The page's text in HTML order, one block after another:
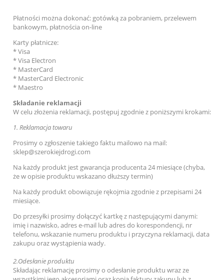
Płatności można dokonać: gotówką za pobraniem, przelewem
bankowym, płatnościa on-line
Karty płatnicze:
* Visa
* Visa Electron
* MasterCard
* MasterCard Electronic
* Maestro
Składanie reklamacji
W celu złożenia reklamacji, postępuj zgodnie z poniższymi krokami:
1. Reklamacja towaru
Prosimy o zgłoszenie takiego faktu mailowo na mail:
sklep@szerokiejdrogi.com
Na każdy produkt jest gwarancja producenta 24 miesiące (chyba,
że w opisie produktu wskazano dłuższy termin)
Na każdy produkt obowiązuje rękojmia zgodnie z przepisami 24
miesiące.
Do przesyłki prosimy dołączyć kartkę z następującymi danymi:
imię i nazwisko, adres e-mail lub adres do korespondencji, nr
telefonu, wskazanie numeru produktu i przyczyna reklamacji, data
zakupu oraz wystąpienia wady.
2.Odesłanie produktu
Składając reklamację prosimy o odesłanie produktu wraz ze